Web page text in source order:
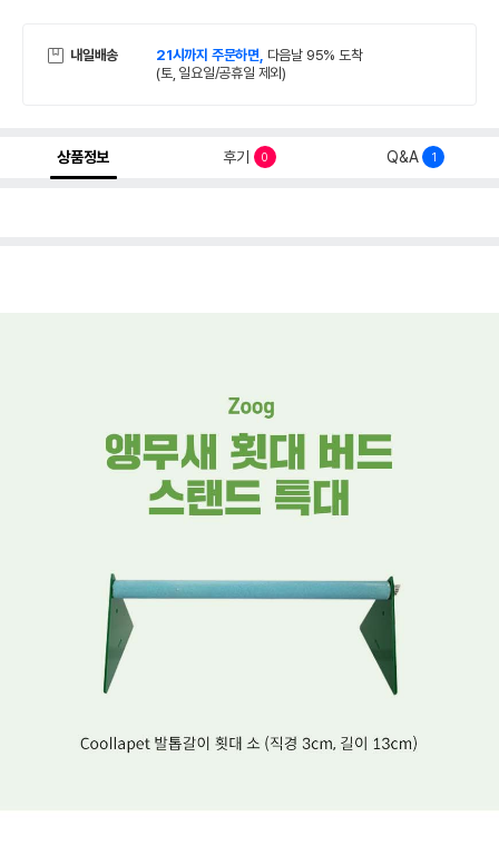
내일배송 21시까지 주문하면, 다음날 95% 도착
(토, 일요일/공휴일 제외)
상품정보 후기 0 Q&A 1